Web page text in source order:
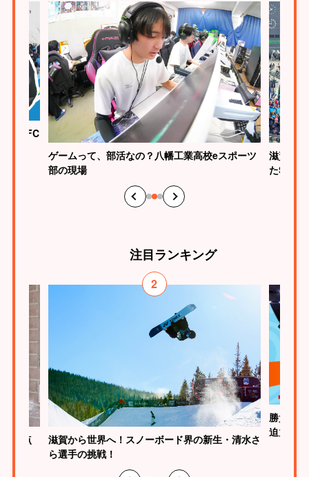
滋賀FC
ゲームって、部活なの？八幡工業高校eスポーツ
部の現場
滋賀ら
た
注目ランキング
原点
2
滋賀から世界へ！スノーボード界の新生・清水さ
ら選手の挑戦！
勝負は
迫力